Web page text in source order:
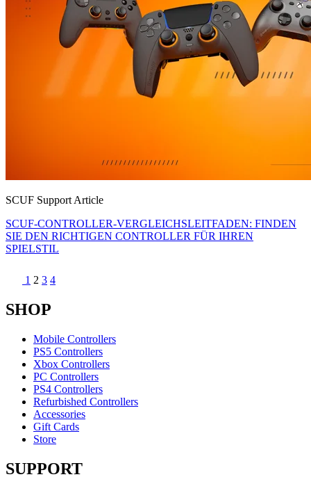
SCUF Support Article
SCUF-CONTROLLER-VERGLEICHSLEITFADEN: FINDEN
SIE DEN RICHTIGEN CONTROLLER FÜR IHREN
SPIELSTIL
1 2 3 4
SHOP
Mobile Controllers
PS5 Controllers
Xbox Controllers
PC Controllers
PS4 Controllers
Refurbished Controllers
Accessories
Gift Cards
Store
SUPPORT